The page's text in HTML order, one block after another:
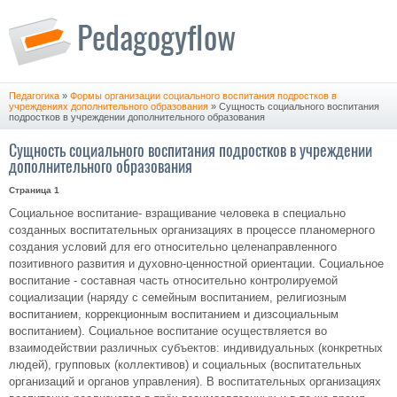
Педагогика » Формы организации социального воспитания подростков в
учреждениях дополнительного образования » Сущность социального воспитания
подростков в учреждении дополнительного образования
Сущность социального воспитания подростков в учреждении
дополнительного образования
Страница 1
Социальное воспитание- взращивание человека в специально
созданных воспитательных организациях в процессе планомерного
создания условий для его относительно целенаправленного
позитивного развития и духовно-ценностной ориентации. Социальное
воспитание - составная часть относительно контролируемой
социализации (наряду с семейным воспитанием, религиозным
воспитанием, коррекционным воспитанием и дизсоциальным
воспитанием). Социальное воспитание осуществляется во
взаимодействии различных субъектов: индивидуальных (конкретных
людей), групповых (коллективов) и социальных (воспитательных
организаций и органов управления). В воспитательных организациях